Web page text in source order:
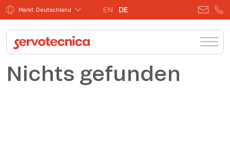
Markt: Deutschland EN DE
Nichts gefunden